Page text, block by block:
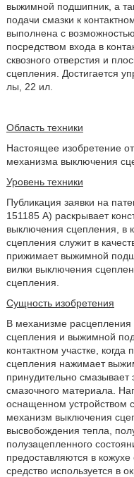
выжимной подшипник, а
подачи смазки к
выполнена с
посредством входа в
сквозного отверстия и
сцепления. Достигается
лы, 22 ил.
Область техники
Настоящее изобретение
механизма выключения
Уровень техники
Публикация заявки на
151185 А) раскрывает
выключения сцепления, в
сцепления служит в
прижимает выжимной
вилки выключения
сцепления.
Сущность изобретения
В механизме
сцепления и выжимной
контактном участке,
сцепления нажимает
принудительно смазывает
смазочного материала.
оснащенном устройством
механизм выключения
высвобождения тепла,
полузацепленного
предоставляются в
средство используется в